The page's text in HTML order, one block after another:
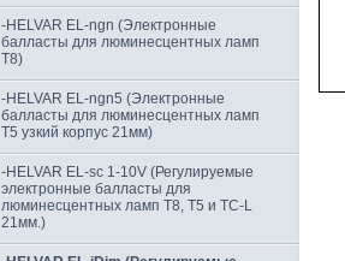
-HELVAR EL-ngn (Электронные
балласты для люминесцентных ламп
Т8)
-HELVAR EL-ngn5 (Электронные
балласты для люминесцентных ламп
Т5 узкий корпус 21мм)
-HELVAR EL-sc 1-10V (Регулируемые
электронные балласты для
люминесцентных ламп Т8, Т5 и TC-L
21мм.)